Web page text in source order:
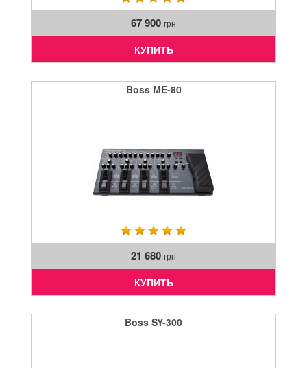
67 900 грн
КУПИТЬ
Boss ME-80
21 680 грн
КУПИТЬ
Boss SY-300